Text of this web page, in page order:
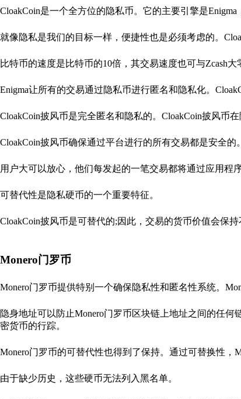
CloakCoin是一个全方位的隐私币。它的主要引擎是
就像隐私是我们的目标一样，便捷性也是必须考虑的。
比特币的速度是比特币的10倍，其交易速度也可与Zcash大
Enigma让所有的交易通过隐私币进行匿名和隐私化。
CloakCoin披风币是完全匿名和隐私的。CloakCoin披风币
CloakCoin披风币确保通过平台进行的所有交易都是安全的。
用户大可以放心，他们每发起的一笔交易都将通过应用程
可替代性是隐私硬币的一个重要特征。
CloakCoin披风币是可替代的;因此，交易的货币价值会保
Monero门罗币
Monero门罗币提供特别一个确保隐私性和匿名性系统。
隐身地址可以防止Monero门罗币区块链上地址之间的任
密货币的行踪。
Monero门罗币的可替代性也得到了保持。通过可替换性
由于缺少历史，这些硬币无法列入黑名单。